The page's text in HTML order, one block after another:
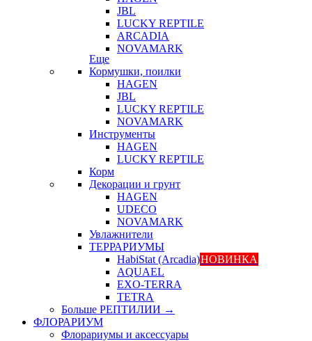
JBL
LUCKY REPTILE
ARCADIA
NOVAMARK
Еще
Кормушки, поилки
HAGEN
JBL
LUCKY REPTILE
NOVAMARK
Инструменты
HAGEN
LUCKY REPTILE
Корм
Декорации и грунт
HAGEN
UDECO
NOVAMARK
Увлажнители
ТЕРРАРИУМЫ
HabiStat (Arcadia)НОВИНКА
AQUAEL
EXO-TERRA
TETRA
Больше РЕПТИЛИИ →
ФЛОРАРИУМ
Флорариумы и аксессуары